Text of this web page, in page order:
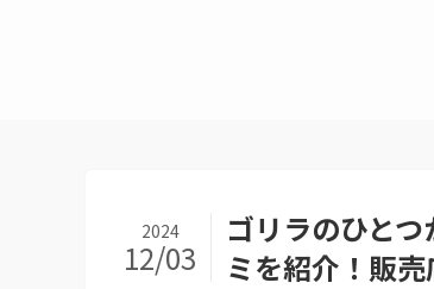
ゴリラのひと
ミを紹介！販売
2024
12/03